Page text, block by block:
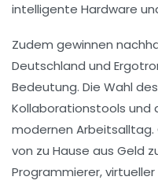
intelligente Hardware
Zudem gewinnen
Deutschland und
Bedeutung. Die Wahl
Kollaborationstools und
modernen
von zu Hause aus Geld
Programmierer,